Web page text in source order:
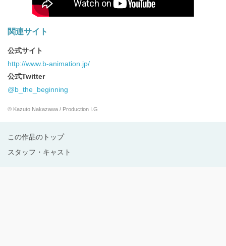
この作品のトップ
スタッフ・キャスト
関連サイト
公式サイト
http://www.b-animation.jp/
公式Twitter
@b_the_beginning
© Kazuto Nakazawa / Production I.G